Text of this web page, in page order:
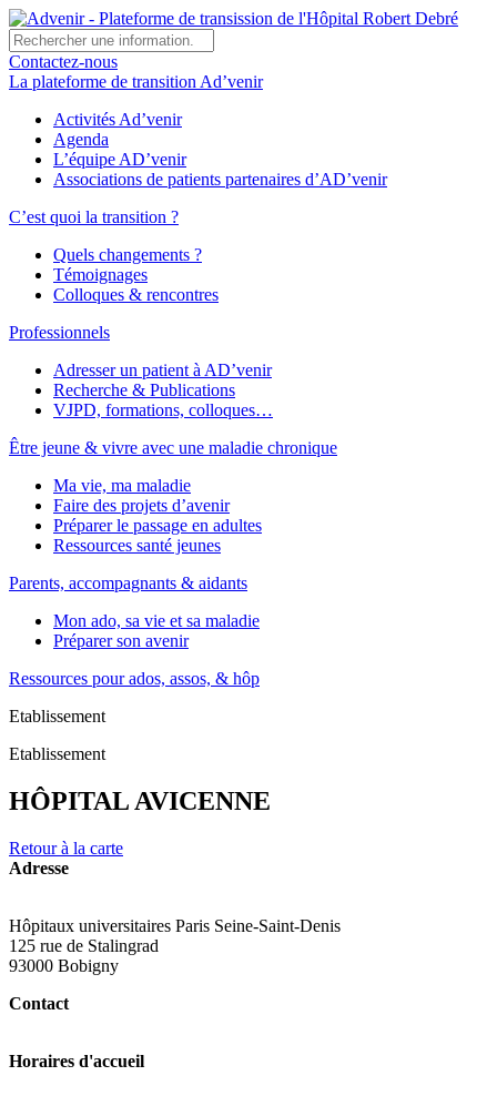
Contactez-nous
La plateforme de transition Ad’venir
Activités Ad’venir
Agenda
L’équipe AD’venir
Associations de patients partenaires d’AD’venir
C’est quoi la transition ?
Quels changements ?
Témoignages
Colloques & rencontres
Professionnels
Adresser un patient à AD’venir
Recherche & Publications
VJPD, formations, colloques…
Être jeune & vivre avec une maladie chronique
Ma vie, ma maladie
Faire des projets d’avenir
Préparer le passage en adultes
Ressources santé jeunes
Parents, accompagnants & aidants
Mon ado, sa vie et sa maladie
Préparer son avenir
Ressources pour ados, assos, & hôp
Etablissement
Etablissement
HÔPITAL AVICENNE
Retour à la carte
Adresse
Hôpitaux universitaires Paris Seine-Saint-Denis
125 rue de Stalingrad
93000 Bobigny
Contact
Horaires d'accueil